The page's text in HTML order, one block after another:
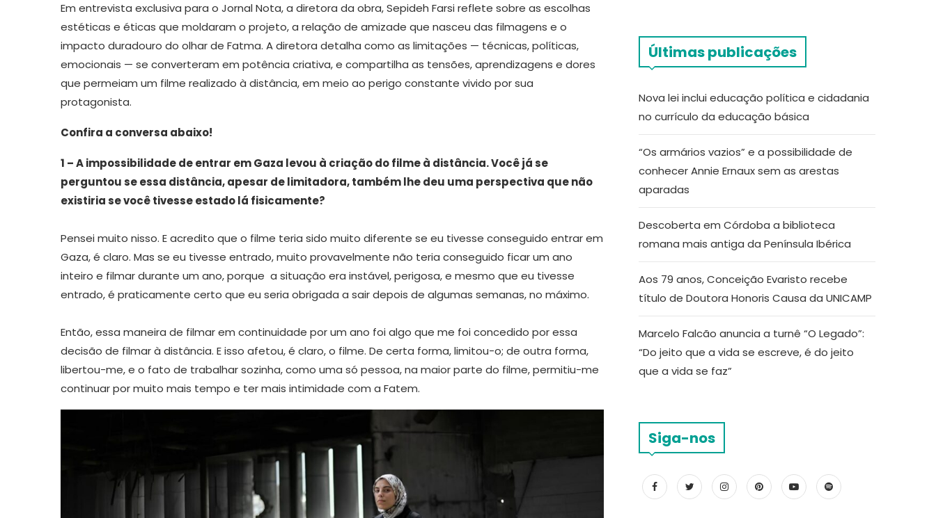
Em entrevista exclusiva para o Jornal Nota, a diretora da obra, Sepideh Farsi reflete sobre as escolhas
estéticas e éticas que moldaram o projeto, a relação de amizade que nasceu das filmagens e o
impacto duradouro do olhar de Fatma. A diretora detalha como as limitações — técnicas, políticas,
emocionais — se converteram em potência criativa, e compartilha as tensões, aprendizagens e dores
que permeiam um filme realizado à distância, em meio ao perigo constante vivido por sua
protagonista.
Confira a conversa abaixo!
1 – A impossibilidade de entrar em Gaza levou à criação do filme à distância. Você já se
perguntou se essa distância, apesar de limitadora, também lhe deu uma perspectiva que não
existiria se você tivesse estado lá fisicamente?
Pensei muito nisso. E acredito que o filme teria sido muito diferente se eu tivesse conseguido entrar em
Gaza, é claro. Mas se eu tivesse entrado, muito provavelmente não teria conseguido ficar um ano
inteiro e filmar durante um ano, porque a situação era instável, perigosa, e mesmo que eu tivesse
entrado, é praticamente certo que eu seria obrigada a sair depois de algumas semanas, no máximo.
Então, essa maneira de filmar em continuidade por um ano foi algo que me foi concedido por essa
decisão de filmar à distância. E isso afetou, é claro, o filme. De certa forma, limitou-o; de outra forma,
libertou-me, e o fato de trabalhar sozinha, como uma só pessoa, na maior parte do filme, permitiu-me
continuar por muito mais tempo e ter mais intimidade com a Fatem.
Últimas publicações
Nova lei inclui educação política e cidadania
no currículo da educação básica
“Os armários vazios” e a possibilidade de
conhecer Annie Ernaux sem as arestas
aparadas
Descoberta em Córdoba a biblioteca
romana mais antiga da Península Ibérica
Aos 79 anos, Conceição Evaristo recebe
título de Doutora Honoris Causa da UNICAMP
Marcelo Falcão anuncia a turnê “O Legado”:
“Do jeito que a vida se escreve, é do jeito
que a vida se faz”
Siga-nos